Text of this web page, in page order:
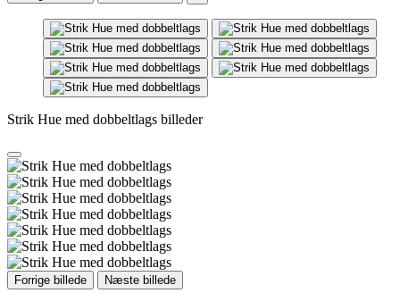
Strik Hue med dobbeltlags billeder
Forrige billede Næste billede